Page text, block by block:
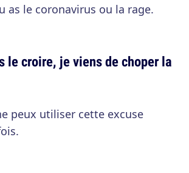
as le coronavirus ou la rage.
le croire, je viens de choper la
peux utiliser cette excuse